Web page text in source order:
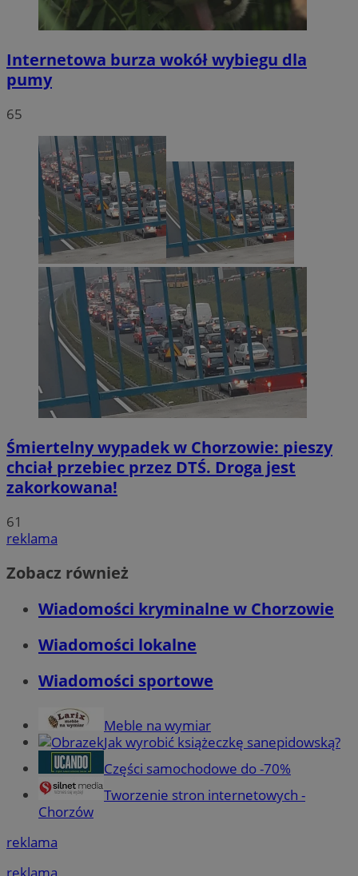
Internetowa burza wokół wybiegu dla
pumy
65
Śmiertelny wypadek w Chorzowie: pieszy
chciał przebiec przez DTŚ. Droga jest
zakorkowana!
61
reklama
Zobacz również
Wiadomości kryminalne w Chorzowie
Wiadomości lokalne
Wiadomości sportowe
Meble na wymiar
Jak wyrobić książeczkę sanepidowską?
Części samochodowe do -70%
Tworzenie stron internetowych -
Chorzów
reklama
reklama